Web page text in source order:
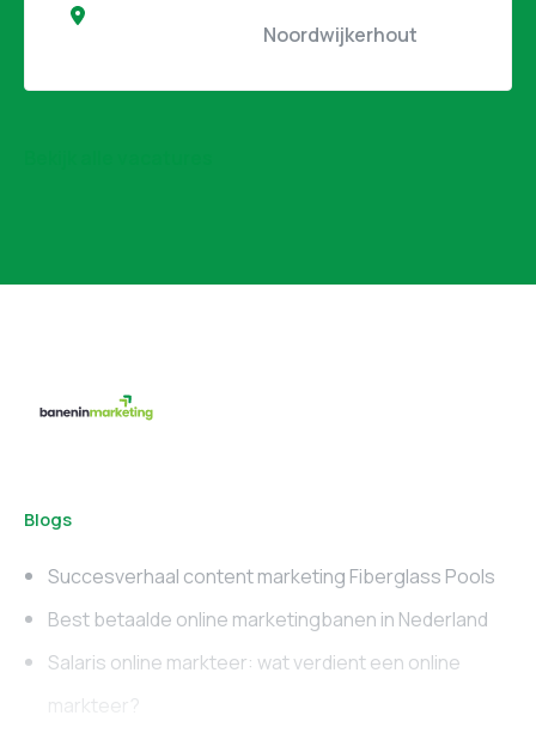
Blogs
Succesverhaal content marketing Fiberglass Pools
Best betaalde online marketingbanen in Nederland
Salaris online markteer: wat verdient een online
markteer?